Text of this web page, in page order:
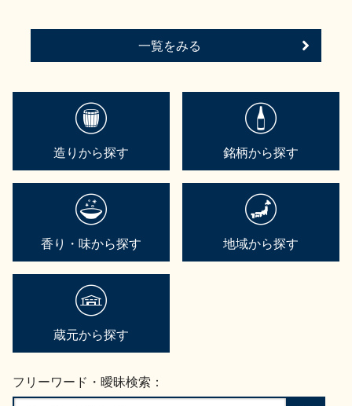
一覧をみる
造りから探す 銘柄から探す
香り・味から探す 地域から探す
蔵元から探す
フリーワード・曖昧検索：